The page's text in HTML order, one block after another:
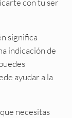
con tu ser
significa
indicación de
ayudar a la
necesitas